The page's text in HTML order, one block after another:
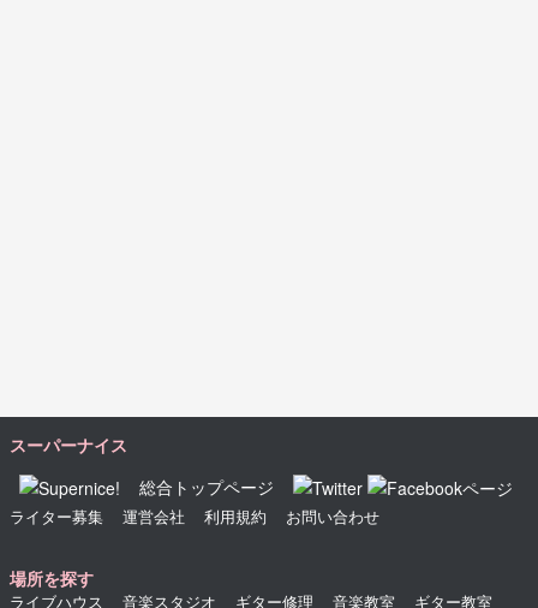
スーパーナイス
総合トップページ
ライター募集 運営会社 利用規約 お問い合わせ
場所を探す
ライブハウス 音楽スタジオ ギター修理 音楽教室 ギター教室